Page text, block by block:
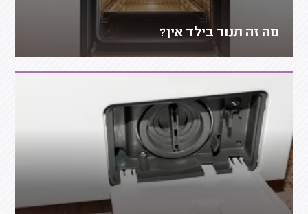
מה זה תנור בילד אין?